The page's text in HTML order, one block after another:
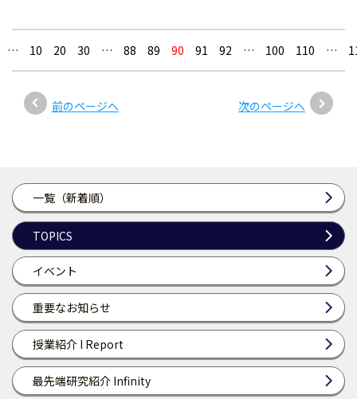
一覧（新着順）
TOPICS
イベント
重要なお知らせ
授業紹介 I Report
最先端研究紹介 Infinity
前のページへ
… 10 20 30 … 88 89 90 91 92 … 100 110 …
次のページへ